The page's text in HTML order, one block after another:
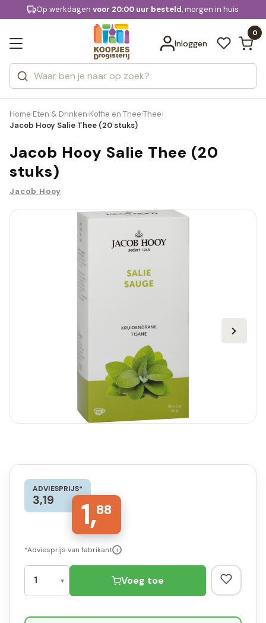
Gratis bezorging
KD.
extra
Op werkdagenvoor 20:00 uur besteld, morgen in huis
Inloggen
0
Zoeken
Categorieën
Merken
Bekijk alle resultaten
Home›Eten & Drinken›Koffie en Thee›Thee›
Jacob Hooy Salie Thee (20 stuks)
Jacob Hooy Salie Thee (20
stuks)
Jacob Hooy
ADVIESPRIJS*
3,19 1,88
*Adviesprijs van fabrikant i
Voeg toe